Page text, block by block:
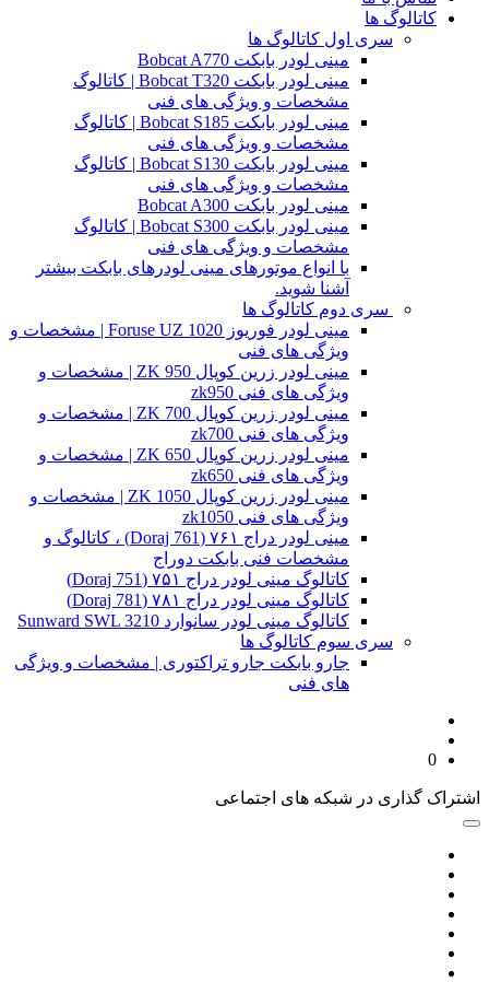
کاتالوگ ها
سری اول کاتالوگ ها
مینی لودر بابکت Bobcat A770
مینی لودر بابکت Bobcat T320 | کاتالوگ
مشخصات و ویژگی های فنی
مینی لودر بابکت Bobcat S185 | کاتالوگ
مشخصات و ویژگی های فنی
مینی لودر بابکت Bobcat S130 | کاتالوگ
مشخصات و ویژگی های فنی
مینی لودر بابکت Bobcat A300
مینی لودر بابکت Bobcat S300 | کاتالوگ
مشخصات و ویژگی های فنی
با انواع موتورهای مینی لودرهای بابکت بیشتر
آشنا شوید.
سری دوم کاتالوگ ها
مینی لودر فوریوز Foruse UZ 1020 | مشخصات و
ویژگی های فنی
مینی لودر زرین کوپال ZK 950 | مشخصات و
ویژگی های فنی zk950
مینی لودر زرین کوپال ZK 700 | مشخصات و
ویژگی های فنی zk700
مینی لودر زرین کوپال ZK 650 | مشخصات و
ویژگی های فنی zk650
مینی لودر زرین کوپال ZK 1050 | مشخصات و
ویژگی های فنی zk1050
مینی لودر دراج ۷۶۱ (Doraj 761) ، کاتالوگ و
مشخصات فنی بابکت دوراج
کاتالوگ مینی لودر دراج ۷۵۱ (Doraj 751)
کاتالوگ مینی لودر دراج ۷۸۱ (Doraj 781)
کاتالوگ مینی لودر سانوارد Sunward SWL 3210
سری سوم کاتالوگ ها
جارو بابکت جارو تراکتوری | مشخصات و ویژگی
های فنی
0
اشتراک گذاری در شبکه های اجتماعی